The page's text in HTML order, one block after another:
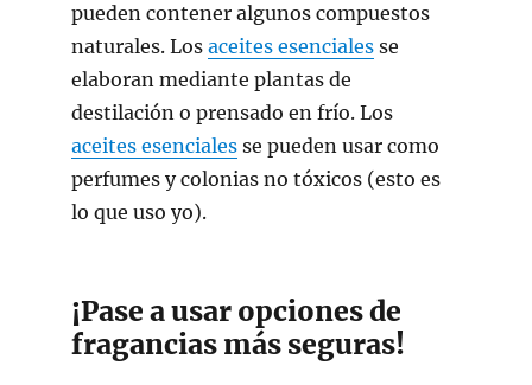
pueden contener algunos compuestos
naturales. Los aceites esenciales se
elaboran mediante plantas de
destilación o prensado en frío. Los
aceites esenciales se pueden usar como
perfumes y colonias no tóxicos (esto es
lo que uso yo).
¡Pase a usar opciones de
fragancias más seguras!